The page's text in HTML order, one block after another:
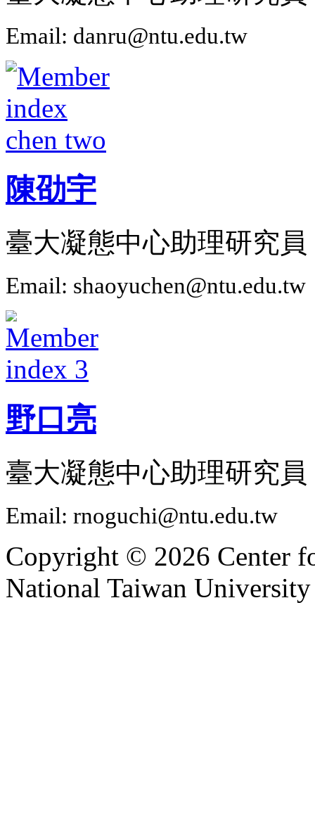
Email: danru@ntu.edu.tw
陳劭宇
臺大凝態中心助理研究員
Email: shaoyuchen@ntu.edu.tw
野口亮
臺大凝態中心助理研究員
Email: rnoguchi@ntu.edu.tw
Copyright © 2026 Center
National Taiwan University